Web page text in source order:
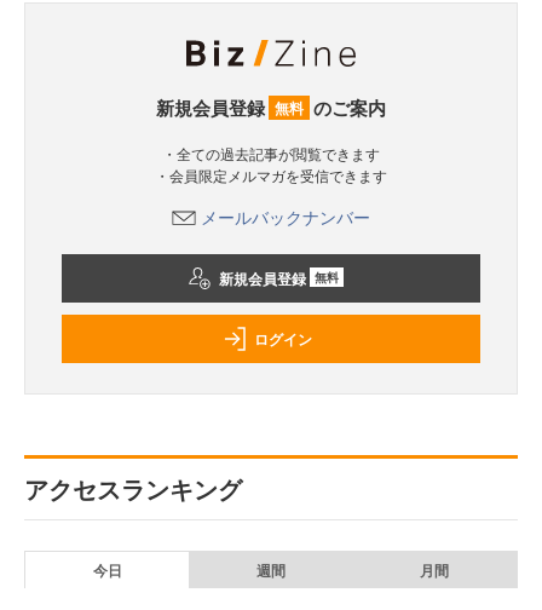
新規会員登録 無料 のご案内
・全ての過去記事が閲覧できます
・会員限定メルマガを受信できます
メールバックナンバー
新規会員登録 無料
ログイン
アクセスランキング
今日 週間 月間